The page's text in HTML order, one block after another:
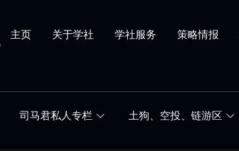
主页 关于学社 学社服务 策略情报
司马君私人专栏 土狗、空投、链游区